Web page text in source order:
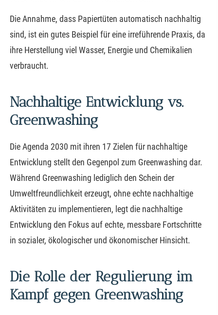
Die Annahme, dass Papiertüten automatisch nachhaltig
sind, ist ein gutes Beispiel für eine irreführende Praxis, da
ihre Herstellung viel Wasser, Energie und Chemikalien
verbraucht.
Nachhaltige Entwicklung vs.
Greenwashing
Die Agenda 2030 mit ihren 17 Zielen für nachhaltige
Entwicklung stellt den Gegenpol zum Greenwashing dar.
Während Greenwashing lediglich den Schein der
Umweltfreundlichkeit erzeugt, ohne echte nachhaltige
Aktivitäten zu implementieren, legt die nachhaltige
Entwicklung den Fokus auf echte, messbare Fortschritte
in sozialer, ökologischer und ökonomischer Hinsicht.
Die Rolle der Regulierung im
Kampf gegen Greenwashing